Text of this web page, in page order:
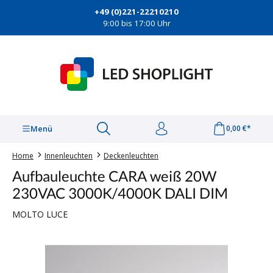
+49 (0)221-22210210
9:00 bis 17:00 Uhr
Menü 0,00 €*
Home Innenleuchten Deckenleuchten
Aufbauleuchte CARA weiß 20W
230VAC 3000K/4000K DALI DIM
MOLTO LUCE